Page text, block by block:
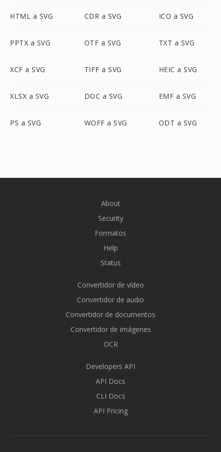
HTML a SVG CDR a SVG ICO a SVG
PPTX a SVG OTF a SVG TXT a SVG
XCF a SVG TIFF a SVG HEIC a SVG
XLSX a SVG DOC a SVG EMF a SVG
PS a SVG WOFF a SVG ODT a SVG
About
Security
Formatos
Help
Status
Convertidor de vídeo
Convertidor de audio
Convertidor de documentos
Convertidor de imágenes
OCR
Developers API
API Docs
CLI Docs
API Pricing